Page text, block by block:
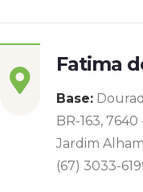
Fatima
Base:
BR-163, 7640
Jardim
(67) 3033-